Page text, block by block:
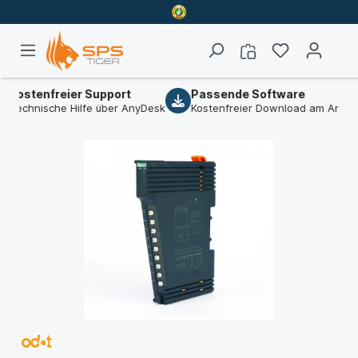
Support
Hilfe über AnyDesk
Passende Software
Kostenfreier Download am Artikel